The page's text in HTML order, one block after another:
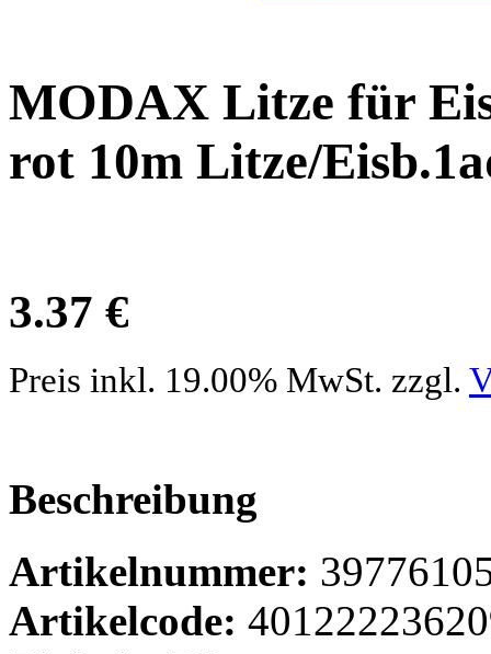
MODAX Litze für
rot 10m Litze/
3.37 €
Preis inkl. 19.00% MwSt. zzgl.
Beschreibung
Artikelnummer:
Artikelcode: